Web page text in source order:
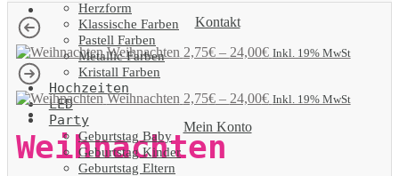
Kontakt
Mein Konto
Herzform
Klassische Farben
Pastell Farben
Metallic Farben
Kristall Farben
Hochzeiten
LED
Party
Geburtstag Baby
Geburtstag Kinder
Geburtstag Eltern
Weihnachten 2,75€– 24,00€ Inkl. 19% MwSt
Weihnachten 2,75€– 24,00€ Inkl. 19% MwSt
Weihnachten